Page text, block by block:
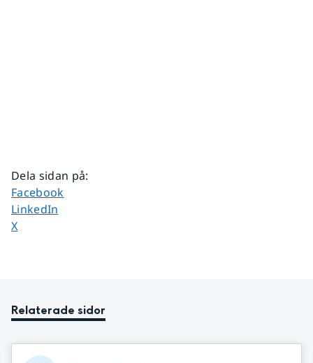
Dela sidan på:
Dela sidan på
Facebook
Dela sidan på
LinkedIn
Dela sidan på
X
Relaterade sidor